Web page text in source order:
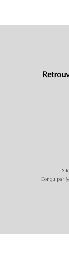
Conçu par